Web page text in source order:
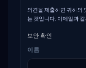
의견을 제출하면 귀하의
는 것입니다. 이메일과
보안 확인
이름